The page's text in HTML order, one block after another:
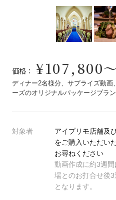
価格： ¥107,800～
ディナー2名様分、サプライズ動
ーズのオリジナルパッケージプラン
対象者
アイプリモ店舗及
をご購入いただい
お尋ねください
動画作成に約3週
場とのお打合せ後
となります。
おすすめの婚約指輪
プロポーズプラン検索
プロポーズ意識調査結
婚約指輪選び方ガイド
プロポーズの方法
プレゼント
婚約
プロ
I-PRIMO公式オ